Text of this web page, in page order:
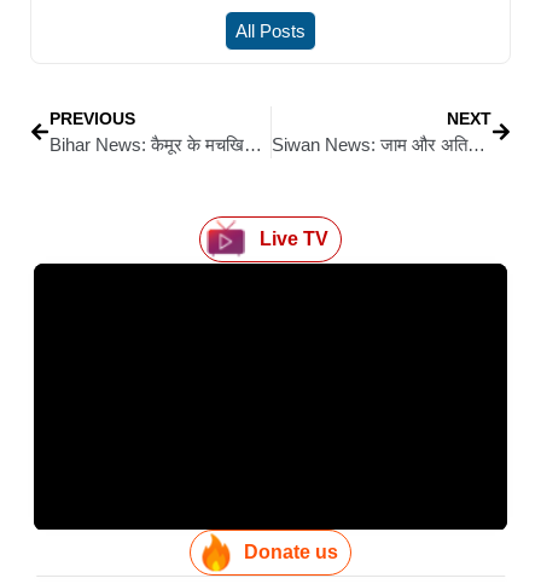
All Posts
PREVIOUS
Bihar News: कैमूर के मचखियां गांव में दुर्गावती नदी का कहर
NEXT
Siwan News: जाम और अतिक्रमण पर सख्त डीएम, सड़क सुरक्षा समिति की बैठक में दिए अहम निर्देश
Live TV
Donate us